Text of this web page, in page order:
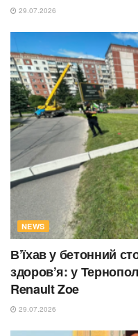
29.07.2026
NEWS
В’їхав у бетонний
здоров’я: у
Renault Zoe
29.07.2026